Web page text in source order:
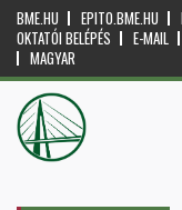
BME.HU EPITO.BME.HU
OKTATÓI BELÉPÉS
E-MAIL
MAGYAR